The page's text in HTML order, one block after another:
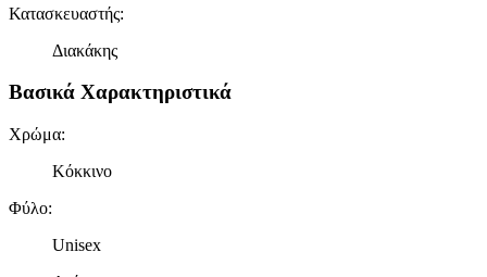
Κατασκευαστής:
Διακάκης
Βασικά Χαρακτηριστικά
Χρώμα:
Κόκκινο
Φύλο:
Unisex